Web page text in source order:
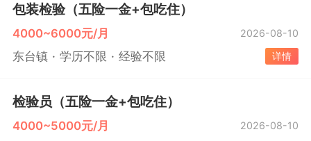
包装检验（五险一金+包吃住）
4000~6000元/月 2026-08-10
东台镇 学历不限 经验不限 详情
检验员（五险一金+包吃住）
4000~5000元/月 2026-08-10